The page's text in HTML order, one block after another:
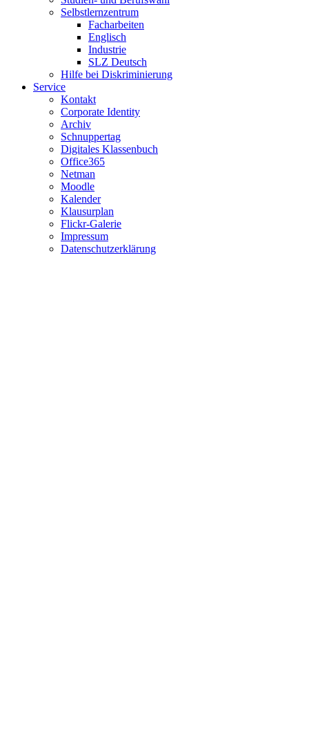
Selbstlernzentrum
Facharbeiten
Englisch
Industrie
SLZ Deutsch
Hilfe bei Diskriminierung
Service
Kontakt
Corporate Identity
Archiv
Schnuppertag
Digitales Klassenbuch
Office365
Netman
Moodle
Kalender
Klausurplan
Flickr-Galerie
Impressum
Datenschutzerklärung